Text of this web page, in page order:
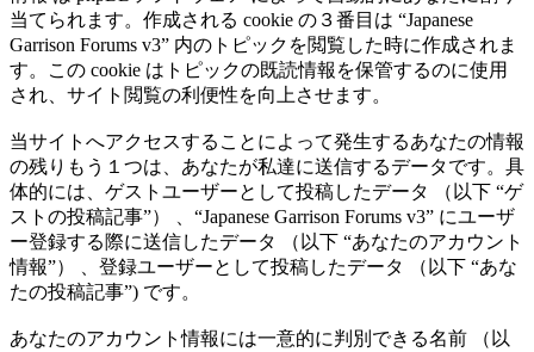
当てられます。作成される cookie の３番目は “Japanese
Garrison Forums v3” 内のトピックを閲覧した時に作成されま
す。この cookie はトピックの既読情報を保管するのに使用
され、サイト閲覧の利便性を向上させます。
当サイトへアクセスすることによって発生するあなたの情報
の残りもう１つは、あなたが私達に送信するデータです。具
体的には、ゲストユーザーとして投稿したデータ （以下 “ゲ
ストの投稿記事”） 、“Japanese Garrison Forums v3” にユーザ
ー登録する際に送信したデータ （以下 “あなたのアカウント
情報”） 、登録ユーザーとして投稿したデータ （以下 “あな
たの投稿記事”) です。
あなたのアカウント情報には一意的に判別できる名前 （以